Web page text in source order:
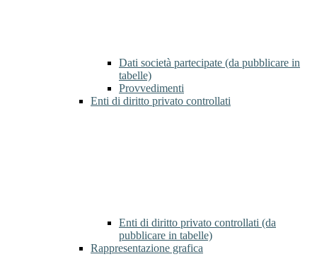
Dati società partecipate (da pubblicare in
tabelle)
Provvedimenti
Enti di diritto privato controllati
Enti di diritto privato controllati (da
pubblicare in tabelle)
Rappresentazione grafica